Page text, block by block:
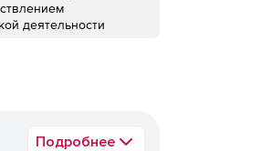
деятельности
Подробнее